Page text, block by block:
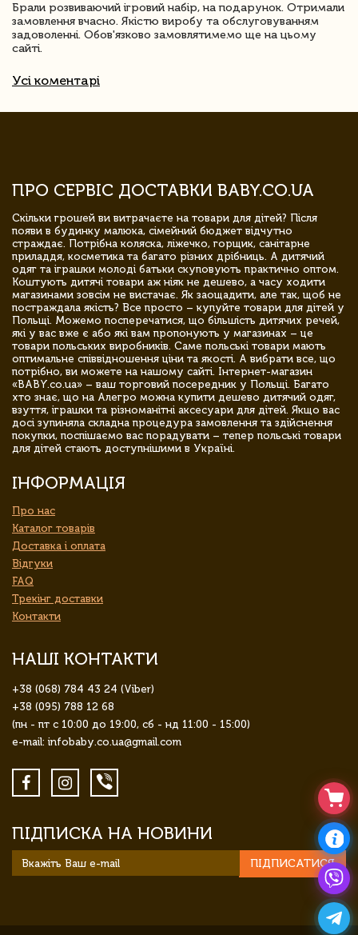
Брали розвиваючий ігровий набір, на подарунок. Отримали
замовлення вчасно. Якістю виробу та обслуговуванням
задоволенні. Обов'язково замовлятимемо ще на цьому
сайті.
Усі коментарі
ПРО СЕРВІС ДОСТАВКИ BABY.CO.UA
Скільки грошей ви витрачаєте на товари для дітей? Після
появи в будинку малюка, сімейний бюджет відчутно
страждає. Потрібна коляска, ліжечко, горщик, санітарне
приладдя, косметика та багато різних дрібниць. А дитячий
одяг та іграшки молоді батьки скуповують практично оптом.
Коштують дитячі товари аж ніяк не дешево, а часу ходити
магазинами зовсім не вистачає. Як заощадити, але так, щоб не
постраждала якість? Все просто – купуйте товари для дітей у
Польщі. Можемо посперечатися, що більшість дитячих речей,
які у вас вже є або які вам пропонують у магазинах – це
товари польських виробників. Саме польські товари мають
оптимальне співвідношення ціни та якості. А вибрати все, що
потрібно, ви можете на нашому сайті. Інтернет-магазин
«BABY.co.ua» – ваш торговий посередник у Польщі. Багато
хто знає, що на Алегро можна купити дешево дитячий одяг,
взуття, іграшки та різноманітні аксесуари для дітей. Якщо вас
досі зупиняла складна процедура замовлення та здійснення
покупки, поспішаємо вас порадувати – тепер польські товари
для дітей стають доступнішими в Україні.
ІНФОРМАЦІЯ
Про нас
Каталог товарів
Доставка і оплата
Відгуки
FAQ
Трекінг доставки
Контакти
НАШІ КОНТАКТИ
+38 (068) 784 43 24 (Viber)
+38 (095) 788 12 68
(пн - пт с 10:00 до 19:00, сб - нд 11:00 - 15:00)
e-mail: infobaby.co.ua@gmail.com
ПІДПИСКА НА НОВИНИ
ПІДПИСАТИСЯ